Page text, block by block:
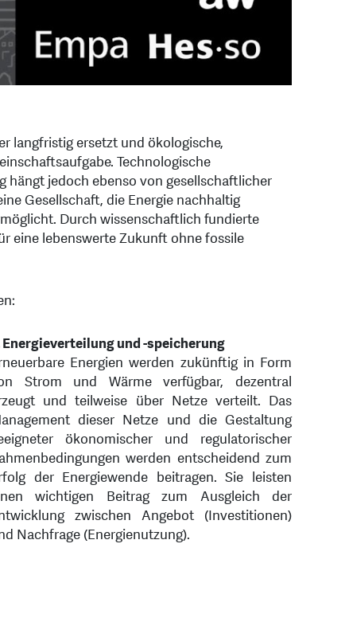
langfristig ersetzt und ökologische,
Technologische
hängt jedoch ebenso von gesellschaftlicher
Gesellschaft, die Energie nachhaltig
Durch wissenschaftlich fundierte
eine lebenswerte Zukunft ohne fossile
Energieverteilung und -speicherung
Energien werden zukünftig in Form
Strom und Wärme verfügbar, dezentral
und teilweise über Netze verteilt. Das
dieser Netze und die Gestaltung
ökonomischer und regulatorischer
werden entscheidend zum
der Energiewende beitragen. Sie leisten
wichtigen Beitrag zum Ausgleich der
zwischen Angebot (Investitionen)
Nachfrage (Energienutzung).